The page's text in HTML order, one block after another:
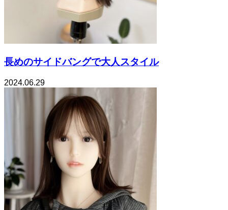
長めのサイドバングで大人スタイル
2024.06.29